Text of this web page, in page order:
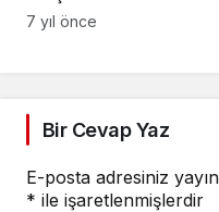
7 yıl önce
Bir Cevap Yaz
E-posta adresiniz
* ile işaretlenmişlerdir